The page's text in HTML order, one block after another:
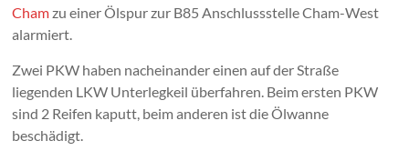
Chamzu einer Ölspur zur B85 Anschlussstelle Cham-West
alarmiert.
Zwei PKW haben nacheinander einen auf der Straße
liegenden LKW Unterlegkeil überfahren. Beim ersten PKW
sind 2 Reifen kaputt, beim anderen ist die Ölwanne
beschädigt.